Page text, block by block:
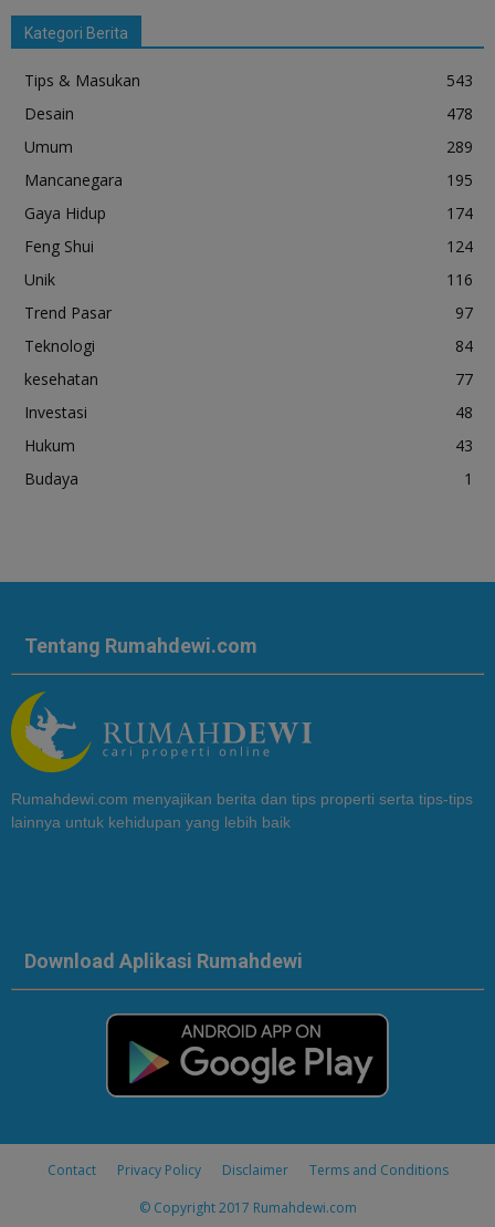
Kategori Berita
Tips & Masukan
543
Desain
478
Umum
289
Mancanegara
195
Gaya Hidup
174
Feng Shui
124
Unik
116
Trend Pasar
97
Teknologi
84
kesehatan
77
Investasi
48
Hukum
43
Budaya
1
Tentang Rumahdewi.com
Rumahdewi.com menyajikan berita dan tips properti serta tips-tips
lainnya untuk kehidupan yang lebih baik
Download Aplikasi Rumahdewi
Contact Privacy Policy Disclaimer
Terms and Conditions
© Copyright 2017 Rumahdewi.com